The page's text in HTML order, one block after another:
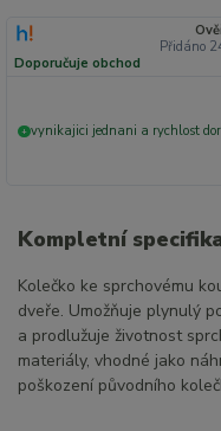
Přidáno
Doporučuje obchod
+ vynikajici jednani a rychlost
Kompletní
Kolečko ke sprchovému
dveře. Umožňuje plynulý
a prodlužuje životnost
materiály, vhodné jako
poškození původního